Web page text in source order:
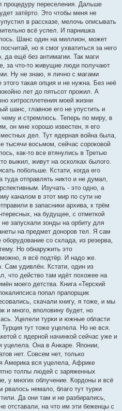
процедуру переселения. Дальше
затёрто. Это чтобы меня не
в рассказе, мелочь описывать
всё успел. И парнишка
Шанс один на миллион, может
но я смог ухватиться за него
да ещё без антимагии. Так маги
за что-то живущие люди получают
Ну не знаю, я лично с магами
такая опция и не нужна. Без неё
лет до пятьсот прожил. А
хитросплетения моей жизни
шанс, главное его не упустить и
чему и стремлюсь. Теперь по миру, в
он мне хорошо известен, я его
дел. Тут ядерная война была,
тысячи восьмом, сейчас сороковой
как-то все втянулись в Третью
выжил, живут на осколках былого.
побольше. Кстати, когда его
туда отправлять никто и не думал,
Изучать - это одно, а
каналом в этот мир по сути не
в запасники архива, к трём
на будущее, с отметкой
запускали зонды на орбиту для
на предмет доноров тел. Я сам
со склада, из резерва,
Но обнаружить это
я всё подтёр. И надо же.
Сам удивлён. Кстати, один из
что действо там идёт похожее на
моего детства. Книга «Терский
попал прапорщик
скачали книгу, я тоже, и мы
и много, вполовину будет, но
Уцелели турки и южные области
тут тоже уцелела. Но не вся.
с ядерной начинкой сейчас уже и
уцелела. Она в Анкаре. Японии,
нет. Совсем нет, только
Америка вся уцелела, Африке
толпы людей с заряженных
у многих облучение. Кордоны и всё
немало, благо тут турки
Да они там и не разбирались,
отставали, на что им эти беженцы с